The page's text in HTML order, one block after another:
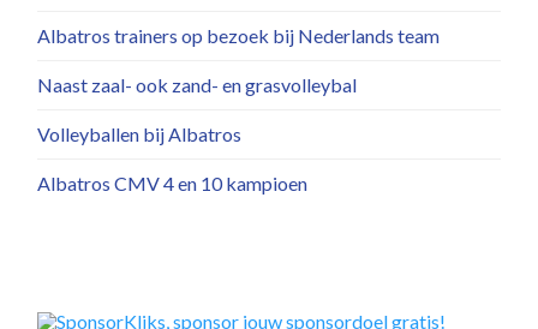
Albatros trainers op bezoek bij Nederlands team
Naast zaal- ook zand- en grasvolleybal
Volleyballen bij Albatros
Albatros CMV 4 en 10 kampioen